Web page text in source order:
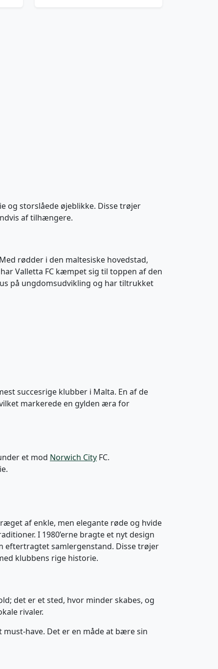
og storslåede øjeblikke. Disse trøjer
af tilhængere.
rødder i den maltesiske hovedstad,
Valletta FC kæmpet sig til toppen af den
på ungdomsudvikling og har tiltrukket
succesrige klubber i Malta. En af de
markerede en gylden æra for
et mod Norwich City FC.
af enkle, men elegante røde og hvide
I 1980’erne bragte et nyt design
samlergenstand. Disse trøjer
klubbens rige historie.
det er et sted, hvor minder skabes, og
rivaler.
must-have. Det er en måde at bære sin